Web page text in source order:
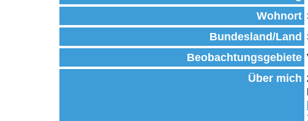
Wohnort
Bundesland/Land
Beobachtungsgebiete
Über mich